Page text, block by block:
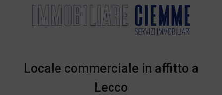
Locale commerciale in affitto a
Lecco